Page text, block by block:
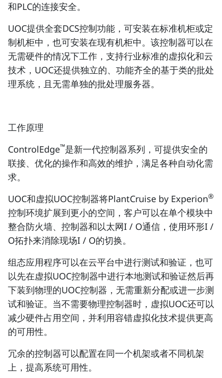
和PLC的连接安全。
UOC提供全套DCS控制功能，可安装在标准机柜或定
制机柜中，也可安装在现有机柜中。该控制器可以在
无需硬件的情况下工作，支持行业标准的虚拟化和云
技术，UOC还提供独立的、功能齐全的基于类的批处
理系统，且无需单独的批处理服务器。
工作原理
ControlEdge™是新一代控制器系列，可提供安全的
联接、优化的操作和高效的维护，满足各种自动化需
求。
UOC和虚拟UOC控制器将PlantCruise by Experion®
控制环境扩展到更小的空间，客户可以在单个模块中
整合防火墙、控制器和以太网I / O通信，使用环形I /
O拓扑来消除现场I / O的切换。
组态应用程序可以在云平台中进行测试和验证，也可
以先在虚拟UOC控制器中进行本地测试和验证然后再
下装到物理的UOC控制器，无需重新分配或进一步测
试和验证。当不需要物理控制器时，虚拟UOC还可以
减少硬件占用空间，并利用容错虚拟化技术提供更高
的可用性。
冗余的控制器可以配置在同一个机架或者不同机架
上，提高系统可用性。